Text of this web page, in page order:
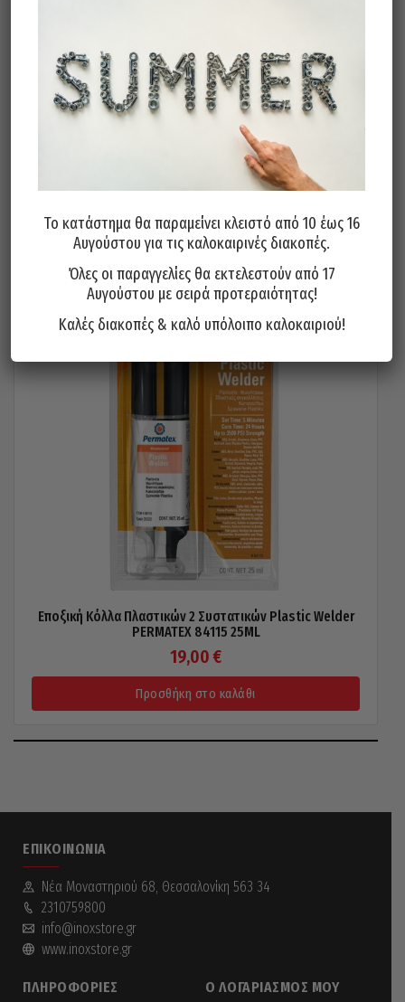
Εποξική Κόλλα Μετάλλων 2 Συστατικών COLD WELD PERMATEX
Εποξική Κόλλα Πλαστικών 2 Συστατικών Plastic Welder
PERMATEX 84115 25ML
19,00 €
Προσθήκη στο καλάθι
ΕΠΙΚΟΙΝΩΝΊΑ
Νέα Mοναστηριού 68, Θεσσαλονίκη 563 34
2310759800
info@inoxstore.gr
www.inoxstore.gr
ΠΛΗΡΟΦΟΡΊΕΣ Ο ΛΟΓΑΡΙΑΣΜΌΣ ΜΟΥ
Το κατάστημα θα παραμείνει κλειστό από 10 έως 16
Αυγούστου για τις καλοκαιρινές διακοπές.
Όλες οι παραγγελίες θα εκτελεστούν από 17
Αυγούστου με σειρά προτεραιότητας!
Καλές διακοπές & καλό υπόλοιπο καλοκαιριού!